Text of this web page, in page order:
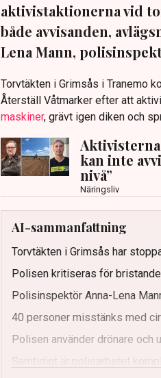
aktivistaktionerna vid
både avvisanden,
Lena Mann,
Torvtäkten i Grimsås i Tranemo
Återställ Våtmarker efter att
maskiner, grävt igen diken och
kan inte
nivå”
Näringsliv
AI-sammanfattning
Torvtäkten i Grimsås har
Polisen kritiseras för
Polisinspektör Anna-Lena
40 personer misstänks med
Polisen använder drönare
Samtidigt är polisarbetet